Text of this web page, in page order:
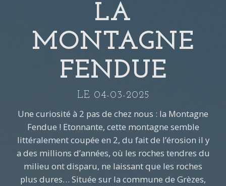
LA
MONTAGNE
FENDUE
LE 04-03-2025
Une curiosité à 2 pas de chez nous : la Montagne
Fendue ! Etonnante, cette montagne semble
littéralement coupée en 2, du fait de l’érosion il y
a des millions d’années, où les roches tendres du
milieu ont disparu, ne laissant que les roches
plus dures… Située sur la commune de Grèzes,